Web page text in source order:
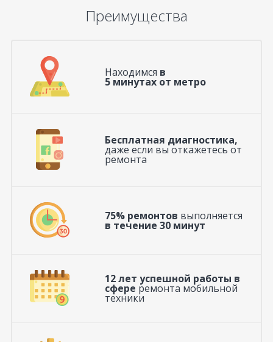
Преимущества
Находимся в
5 минутах от метро
Бесплатная диагностика,
даже если вы откажетесь от
ремонта
75% ремонтов выполняется
в течение 30 минут
12 лет успешной работы в
сфере ремонта мобильной
техники